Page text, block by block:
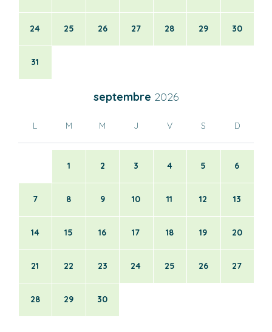
24 25 26 27 28 29 30
31
septembre 2026
L M M J V S D
1 2 3 4 5 6
7 8 9 10 11 12 13
14 15 16 17 18 19 20
21 22 23 24 25 26 27
28 29 30